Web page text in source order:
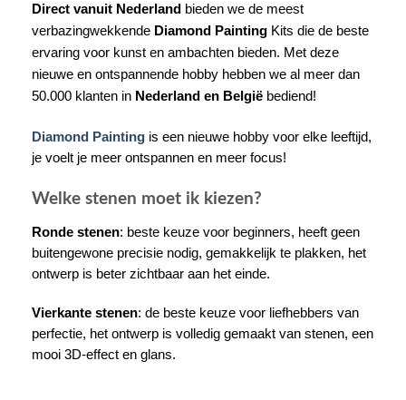
Direct vanuit Nederland bieden we de meest
verbazingwekkende Diamond Painting Kits die de beste
ervaring voor kunst en ambachten bieden. Met deze
nieuwe en ontspannende hobby hebben we al meer dan
50.000 klanten in Nederland en België bediend!
Diamond Painting is een nieuwe hobby voor elke leeftijd,
je voelt je meer ontspannen en meer focus!
Welke stenen moet ik kiezen?
Ronde stenen: beste keuze voor beginners, heeft geen
buitengewone precisie nodig, gemakkelijk te plakken, het
ontwerp is beter zichtbaar aan het einde.
Vierkante stenen: de beste keuze voor liefhebbers van
perfectie, het ontwerp is volledig gemaakt van stenen, een
mooi 3D-effect en glans.